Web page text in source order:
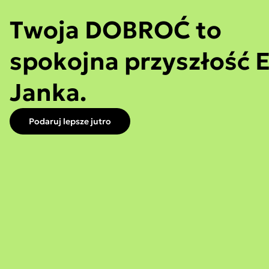
Twoja DOBROĆ to
spokojna przyszłość
Janka.
Podaruj lepsze jutro